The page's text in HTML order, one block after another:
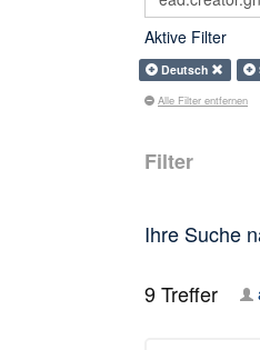
Aktive Filter
Deutsch
Alle Filter entfernen
Filter
Ihre Suche
9Treffer